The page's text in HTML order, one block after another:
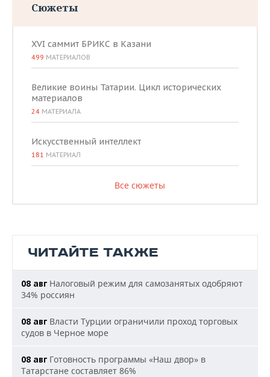
Сюжеты
XVI саммит БРИКС в Казани
499 МАТЕРИАЛОВ
Великие воины Татарии. Цикл исторических
материалов
24 МАТЕРИАЛА
Искусственный интеллект
181 МАТЕРИАЛ
Все сюжеты
ЧИТАЙТЕ ТАКЖЕ
08 авг Налоговый режим для самозанятых одобряют
34% россиян
08 авг Власти Турции ограничили проход торговых
судов в Черное море
08 авг Готовность программы «Наш двор» в
Татарстане составляет 86%